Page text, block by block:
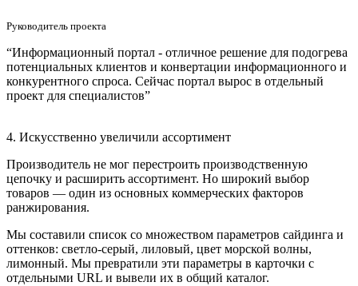
Руководитель проекта
“Информационный портал - отличное решение для подогрева
потенциальных клиентов и конвертации информационного и
конкурентного спроса. Сейчас портал вырос в отдельный
проект для специалистов”
4. Искусственно увеличили ассортимент
Производитель не мог перестроить производственную
цепочку и расширить ассортимент. Но широкий выбор
товаров — один из основных коммерческих факторов
ранжирования.
Мы составили список со множеством параметров сайдинга и
оттенков: светло-серый, лиловый, цвет морской волны,
лимонный. Мы превратили эти параметры в карточки с
отдельными URL и вывели их в общий каталог.